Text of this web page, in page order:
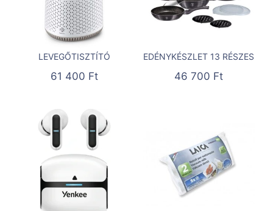
LEVEGŐTISZTÍTÓ
61 400 Ft
EDÉNYKÉSZLET 13 RÉSZES
46 700 Ft